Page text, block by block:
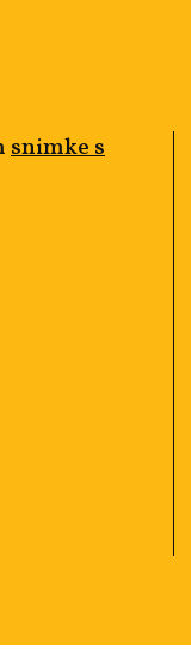
snimke s